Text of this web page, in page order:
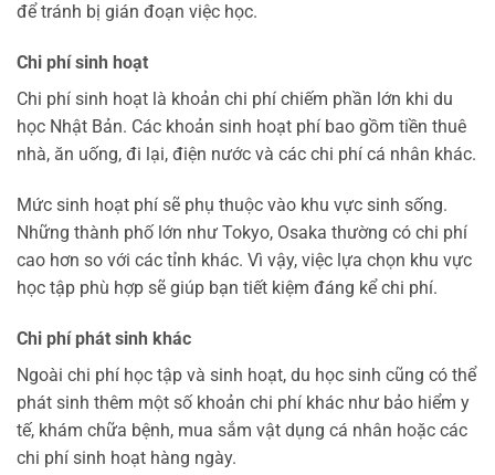
để tránh bị gián đoạn việc học.
Chi phí sinh hoạt
Chi phí sinh hoạt là khoản chi phí chiếm phần lớn khi du
học Nhật Bản. Các khoản sinh hoạt phí bao gồm tiền thuê
nhà, ăn uống, đi lại, điện nước và các chi phí cá nhân khác.
Mức sinh hoạt phí sẽ phụ thuộc vào khu vực sinh sống.
Những thành phố lớn như Tokyo, Osaka thường có chi phí
cao hơn so với các tỉnh khác. Vì vậy, việc lựa chọn khu vực
học tập phù hợp sẽ giúp bạn tiết kiệm đáng kể chi phí.
Chi phí phát sinh khác
Ngoài chi phí học tập và sinh hoạt, du học sinh cũng có thể
phát sinh thêm một số khoản chi phí khác như bảo hiểm y
tế, khám chữa bệnh, mua sắm vật dụng cá nhân hoặc các
chi phí sinh hoạt hàng ngày.